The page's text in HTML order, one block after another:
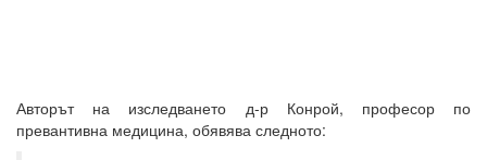
Авторът на изследването д-р Конрой, професор по
превантивна медицина, обявява следното: